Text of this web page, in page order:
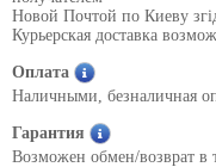
Новой Почтой по Киеву
Курьерская доставка
Оплата
Наличными, безналичная
Гарантия
Возможен обмен/возврат в